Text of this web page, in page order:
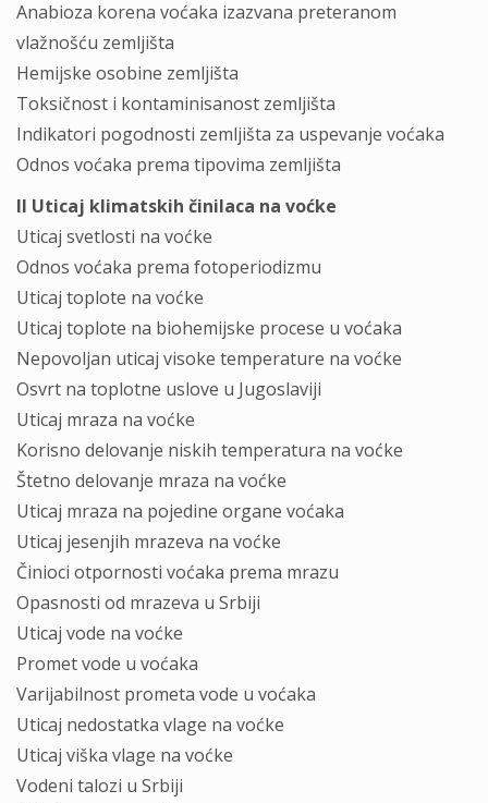
Anabioza korena voćaka izazvana preteranom
vlažnošću zemljišta
Hemijske osobine zemljišta
Toksičnost i kontaminisanost zemljišta
Indikatori pogodnosti zemljišta za uspevanje voćaka
Odnos voćaka prema tipovima zemljišta
II Uticaj klimatskih činilaca na voćke
Uticaj svetlosti na voćke
Odnos voćaka prema fotoperiodizmu
Uticaj toplote na voćke
Uticaj toplote na biohemijske procese u voćaka
Nepovoljan uticaj visoke temperature na voćke
Osvrt na toplotne uslove u Jugoslaviji
Uticaj mraza na voćke
Korisno delovanje niskih temperatura na voćke
Štetno delovanje mraza na voćke
Uticaj mraza na pojedine organe voćaka
Uticaj jesenjih mrazeva na voćke
Činioci otpornosti voćaka prema mrazu
Opasnosti od mrazeva u Srbiji
Uticaj vode na voćke
Promet vode u voćaka
Varijabilnost prometa vode u voćaka
Uticaj nedostatka vlage na voćke
Uticaj viška vlage na voćke
Vodeni talozi u Srbiji